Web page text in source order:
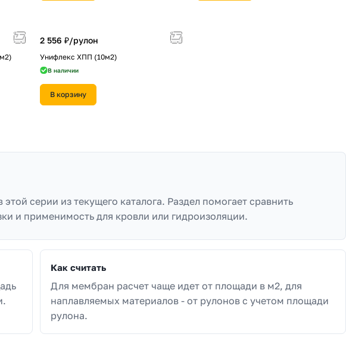
2 556 ₽/рулон
Унифлекс ХПП (10м2)
В наличии
В корзину
серии из текущего каталога. Раздел помогает сравнить
и применимость для кровли или гидроизоляции.
Как считать
Для мембран расчет чаще идет от площади в м2, для
наплавляемых материалов - от рулонов с учетом площади
рулона.